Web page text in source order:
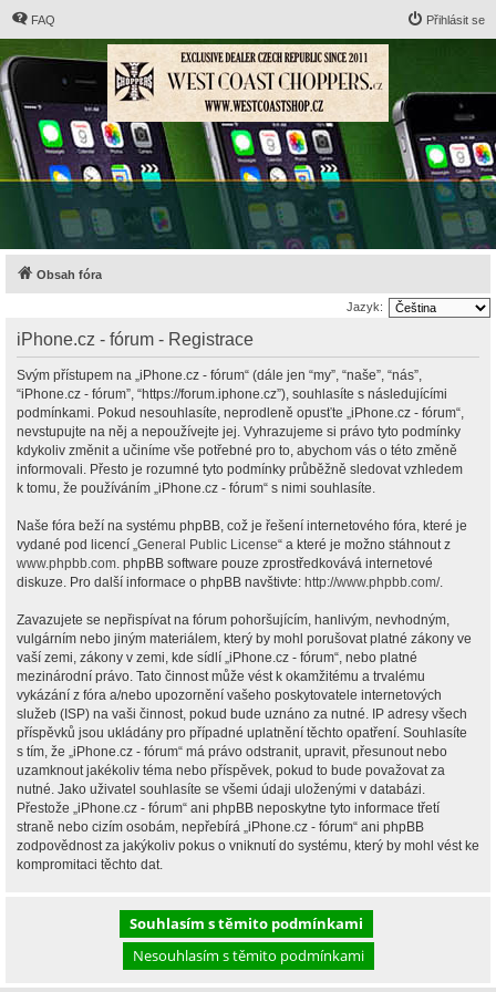
FAQ Přihlásit se
Obsah fóra
Jazyk:
iPhone.cz - fórum - Registrace
Svým přístupem na „iPhone.cz - fórum“ (dále jen “my”, “naše”, “nás”,
“iPhone.cz - fórum”, “https://forum.iphone.cz”), souhlasíte s následujícími
podmínkami. Pokud nesouhlasíte, neprodleně opusťte „iPhone.cz - fórum“,
nevstupujte na něj a nepoužívejte jej. Vyhrazujeme si právo tyto podmínky
kdykoliv změnit a učiníme vše potřebné pro to, abychom vás o této změně
informovali. Přesto je rozumné tyto podmínky průběžně sledovat vzhledem
k tomu, že používáním „iPhone.cz - fórum“ s nimi souhlasíte.
Naše fóra beží na systému phpBB, což je řešení internetového fóra, které je
vydané pod licencí „General Public License“ a které je možno stáhnout z
www.phpbb.com. phpBB software pouze zprostředkovává internetové
diskuze. Pro další informace o phpBB navštivte: http://www.phpbb.com/.
Zavazujete se nepřispívat na fórum pohoršujícím, hanlivým, nevhodným,
vulgárním nebo jiným materiálem, který by mohl porušovat platné zákony ve
vaší zemi, zákony v zemi, kde sídlí „iPhone.cz - fórum“, nebo platné
mezinárodní právo. Tato činnost může vést k okamžitému a trvalému
vykázání z fóra a/nebo upozornění vašeho poskytovatele internetových
služeb (ISP) na vaši činnost, pokud bude uznáno za nutné. IP adresy všech
příspěvků jsou ukládány pro případné uplatnění těchto opatření. Souhlasíte
s tím, že „iPhone.cz - fórum“ má právo odstranit, upravit, přesunout nebo
uzamknout jakékoliv téma nebo příspěvek, pokud to bude považovat za
nutné. Jako uživatel souhlasíte se všemi údaji uloženými v databázi.
Přestože „iPhone.cz - fórum“ ani phpBB neposkytne tyto informace třetí
straně nebo cizím osobám, nepřebírá „iPhone.cz - fórum“ ani phpBB
zodpovědnost za jakýkoliv pokus o vniknutí do systému, který by mohl vést ke
kompromitaci těchto dat.